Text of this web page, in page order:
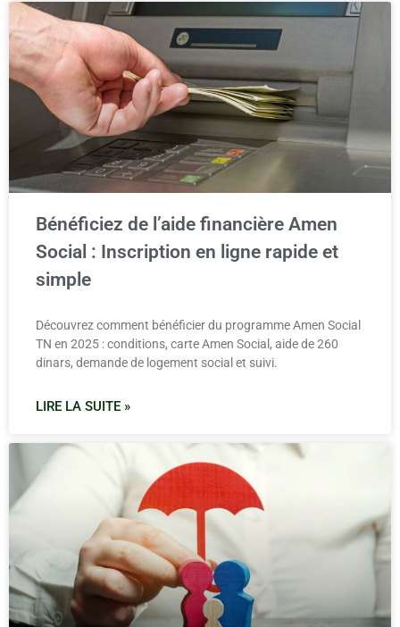
Bénéficiez de l’aide financière Amen
Social : Inscription en ligne rapide et
simple
Découvrez comment bénéficier du programme Amen Social
TN en 2025 : conditions, carte Amen Social, aide de 260
dinars, demande de logement social et suivi.
LIRE LA SUITE »